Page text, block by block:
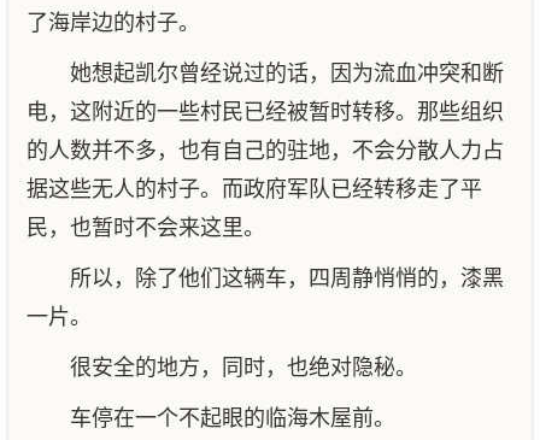
了海岸边的村子。
她想起凯尔曾经说过的话，因为流血冲突和断
电，这附近的一些村民已经被暂时转移。那些组织
的人数并不多，也有自己的驻地，不会分散人力占
据这些无人的村子。而政府军队已经转移走了平
民，也暂时不会来这里。
所以，除了他们这辆车，四周静悄悄的，漆黑
一片。
很安全的地方，同时，也绝对隐秘。
车停在一个不起眼的临海木屋前。